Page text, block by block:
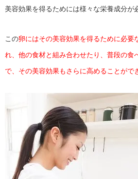
美容効果を得るためには様々な栄養成分が
この卵にはその美容効果を得るために必要
れ、他の食材と組み合わせたり、普段の食
で、その美容効果もさらに高めることがで